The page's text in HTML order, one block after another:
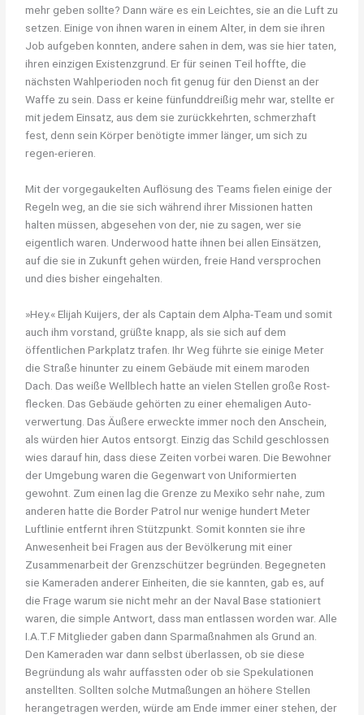
mehr geben sollte? Dann wäre es ein Leichtes, sie an die Luft zu
setzen. Einige von ihnen waren in einem Alter, in dem sie ihren
Job aufgeben konnten, andere sahen in dem, was sie hier taten,
ihren einzigen Existenzgrund. Er für seinen Teil hoffte, die
nächsten Wahlperioden noch fit genug für den Dienst an der
Waffe zu sein. Dass er keine fünfunddreißig mehr war, stellte er
mit jedem Einsatz, aus dem sie zurückkehrten, schmerzhaft
fest, denn sein Körper benötigte immer länger, um sich zu
regen-erieren.
Mit der vorgegaukelten Auflösung des Teams fielen einige der
Regeln weg, an die sie sich während ihrer Missionen hatten
halten müssen, abgesehen von der, nie zu sagen, wer sie
eigentlich waren. Underwood hatte ihnen bei allen Einsätzen,
auf die sie in Zukunft gehen würden, freie Hand versprochen
und dies bisher eingehalten.
»Hey.« Elijah Kuijers, der als Captain dem Alpha-Team und somit
auch ihm vorstand, grüßte knapp, als sie sich auf dem
öffentlichen Parkplatz trafen. Ihr Weg führte sie einige Meter
die Straße hinunter zu einem Gebäude mit einem maroden
Dach. Das weiße Wellblech hatte an vielen Stellen große Rost-
flecken. Das Gebäude gehörten zu einer ehemaligen Auto-
verwertung. Das Äußere erweckte immer noch den Anschein,
als würden hier Autos entsorgt. Einzig das Schild geschlossen
wies darauf hin, dass diese Zeiten vorbei waren. Die Bewohner
der Umgebung waren die Gegenwart von Uniformierten
gewohnt. Zum einen lag die Grenze zu Mexiko sehr nahe, zum
anderen hatte die Border Patrol nur wenige hundert Meter
Luftlinie entfernt ihren Stützpunkt. Somit konnten sie ihre
Anwesenheit bei Fragen aus der Bevölkerung mit einer
Zusammenarbeit der Grenzschützer begründen. Begegneten
sie Kameraden anderer Einheiten, die sie kannten, gab es, auf
die Frage warum sie nicht mehr an der Naval Base stationiert
waren, die simple Antwort, dass man entlassen worden war. Alle
I.A.T.F Mitglieder gaben dann Sparmaßnahmen als Grund an.
Den Kameraden war dann selbst überlassen, ob sie diese
Begründung als wahr auffassten oder ob sie Spekulationen
anstellten. Sollten solche Mutmaßungen an höhere Stellen
herangetragen werden, würde am Ende immer einer stehen, der